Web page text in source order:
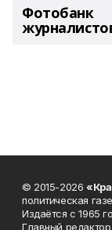
Фотобанк
© 2015-2026
политическая
Издаётся с 1965
Главный